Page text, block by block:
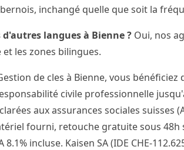
inchangé quelle que soit la
d'autres langues à Bienne ? Oui, nos
les zones bilingues.
de cles à Bienne, vous
civile professionnelle
aux assurances sociales suisses
fourni, retouche gratuite sous
8.1% incluse. Kaisen SA (IDE CHE-